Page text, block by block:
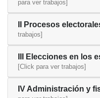
para ver trabajos]
II Procesos
trabajos]
III Elecciones en los
[Click para ver trabajos]
IV Administración y